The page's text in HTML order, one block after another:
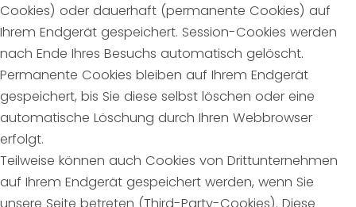
Cookies) oder dauerhaft (permanente Cookies) auf
Ihrem Endgerät gespeichert. Session-Cookies werden
nach Ende Ihres Besuchs automatisch gelöscht.
Permanente Cookies bleiben auf Ihrem Endgerät
gespeichert, bis Sie diese selbst löschen oder eine
automatische Löschung durch Ihren Webbrowser
erfolgt.
Teilweise können auch Cookies von Drittunternehmen
auf Ihrem Endgerät gespeichert werden, wenn Sie
unsere Seite betreten (Third-Party-Cookies). Diese